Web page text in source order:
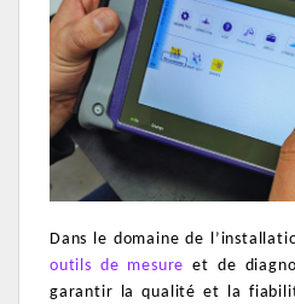
Dans le domaine de
outils de mesure et de
garantir la qualité et la